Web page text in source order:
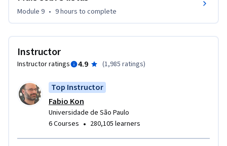
Ribeiro e Yorah Bosse têm sido excelentes assistentes de
Module 9 • 9 hours to complete
Instructor
Instructor ratings 4.9 (1,985 ratings)
Top Instructor
Fabio Kon
Universidade de São Paulo
6 Courses • 280,105 learners